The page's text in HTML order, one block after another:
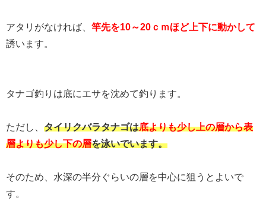
アタリがなければ、 竿先を10～20ｃｍほど上下に動かして
誘います。
タナゴ釣りは底にエサを沈めて釣ります。
ただし、 タイリクバラタナゴは底よりも少し上の層から表
層よりも少し下の層を泳いでいます。
そのため、水深の半分ぐらいの層を中心に狙うとよいで
す。